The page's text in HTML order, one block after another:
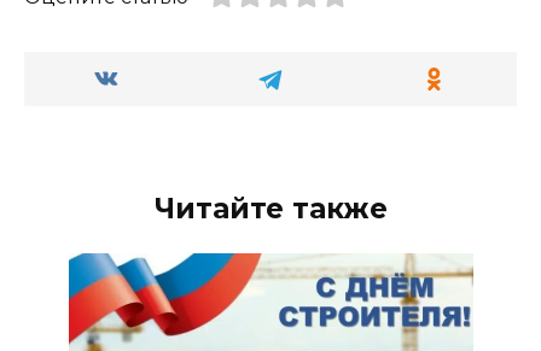
Читайте также